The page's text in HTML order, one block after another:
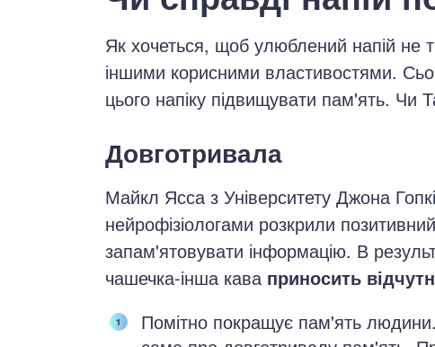
Як хочеться, щоб улюблений напій не
іншими корисними властивостями.
цього напіку підвищувати пам'ять. Чи
Довготривала
Майкл Ясса з Університету Джона
нейрофізіологами розкрили
запам'ятовувати інформацію. В
чашечка-інша кава приносить
Помітно покращує пам'ять